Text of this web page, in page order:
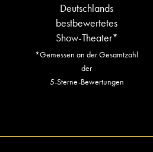
Deutschlands
bestbewertetes
Show-Theater*
*Gemessen an der Gesamtzahl
der
5-Sterne-Bewertungen